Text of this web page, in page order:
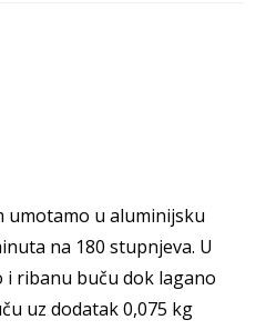
u aluminijsku
na 180 stupnjeva. U
i ribanu buču dok lagano
uz dodatak 0,075 kg